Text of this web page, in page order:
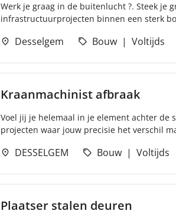
Werk je graag in de buitenlucht ?. Steek je
infrastructuurprojecten binnen een sterk
Desselgem Bouw Voltijds
Kraanmachinist afbraak
Voel jij je helemaal in je element achter de
projecten waar jouw precisie het verschil
DESSELGEM Bouw Voltijds
Plaatser stalen deuren